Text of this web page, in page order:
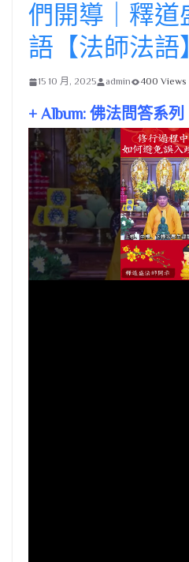
們開導｜釋道
語【法師法語
15 10 月, 2025 admin 400 Views
+ Album: 佛法問答系列